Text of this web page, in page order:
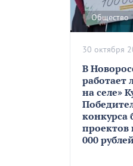
Общество
В
работает
на селе»
конкурса
проектов
000
30 октября